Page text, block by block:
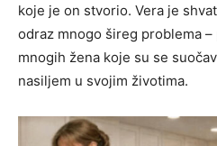
koje je on stvorio. Vera je
odraz mnogo šireg problema
mnogih žena koje su se
nasiljem u svojim životima.